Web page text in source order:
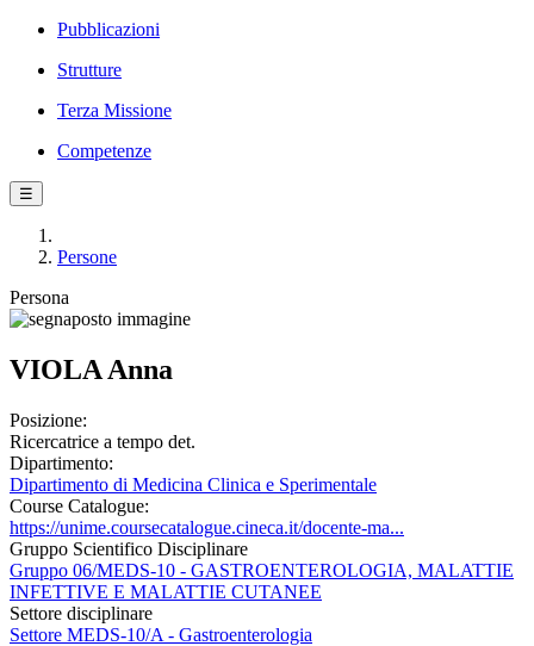
Pubblicazioni
Strutture
Terza Missione
Competenze
☰
Persone
Persona
VIOLA Anna
Posizione:
Ricercatrice a tempo det.
Dipartimento:
Dipartimento di Medicina Clinica e Sperimentale
Course Catalogue:
https://unime.coursecatalogue.cineca.it/docente-ma...
Gruppo Scientifico Disciplinare
Gruppo 06/MEDS-10 - GASTROENTEROLOGIA, MALATTIE
INFETTIVE E MALATTIE CUTANEE
Settore disciplinare
Settore MEDS-10/A - Gastroenterologia